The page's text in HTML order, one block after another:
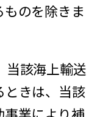
のを除きま
当該海上輸送
ときは、当該